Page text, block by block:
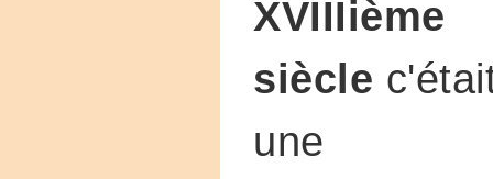
XVIIIième
siècle
une